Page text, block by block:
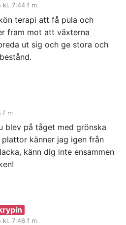
kl. 7:44 f m
terapi att få pula och
fram mot att växterna
ut sig och ge stora och
f m
blev på tåget med grönska
plattor känner jag igen från
känn dig inte ensammen
kl. 7:46 f m